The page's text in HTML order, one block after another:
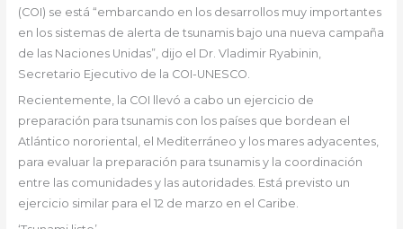
(COI) se está “embarcando en los desarrollos muy importantes
en los sistemas de alerta de tsunamis bajo una nueva campaña
de las Naciones Unidas”, dijo el Dr. Vladimir Ryabinin,
Secretario Ejecutivo de la COI-UNESCO.
Recientemente, la COI llevó a cabo un ejercicio de
preparación para tsunamis con los países que bordean el
Atlántico nororiental, el Mediterráneo y los mares adyacentes,
para evaluar la preparación para tsunamis y la coordinación
entre las comunidades y las autoridades. Está previsto un
ejercicio similar para el 12 de marzo en el Caribe.